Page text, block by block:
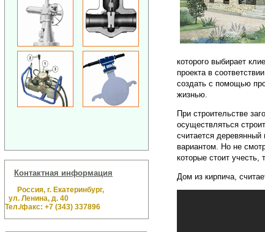
Контактная информация
Россия, г. Екатеринбург,
ул. Ленина, д. 40
Тел./факс: +7 (343) 337896
которого выбирает
проекта в
создать с помощью
жизнью.
При строительстве
осуществляться
считается деревянный
вариантом. Но не
которые стоит
Дом из кирпича,